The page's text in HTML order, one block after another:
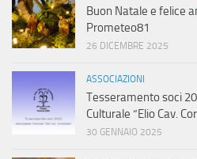
Buon Natale e felice
Prometeo81
26 DICEMBRE 2025
ASSOCIAZIONI
Tesseramento soci
Culturale “Elio Cav.
30 GENNAIO 2025